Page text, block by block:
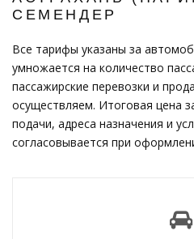
СЕМЕНДЕР
Все тарифы указаны за
умножается на количество
пассажирские перевозки и
осуществляем. Итоговая цена
подачи, адреса назначения и
согласовывается при